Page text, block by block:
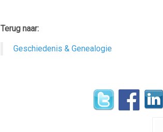
Terug naar:
Geschiedenis & Genealogie